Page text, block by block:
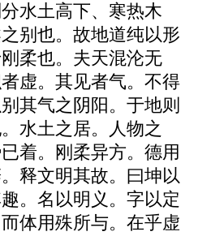
水土高下、寒热木
别也。故地道纯以形
柔也。夫天混沦无
虚。其见者气。不得
其气之阴阳。于地则
水土之居。人物之
着。刚柔异方。德用
释文明其故。曰坤以
。名以明义。字以定
体用殊所与。在乎虚